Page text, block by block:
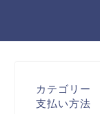
カテゴリー
支払い方法